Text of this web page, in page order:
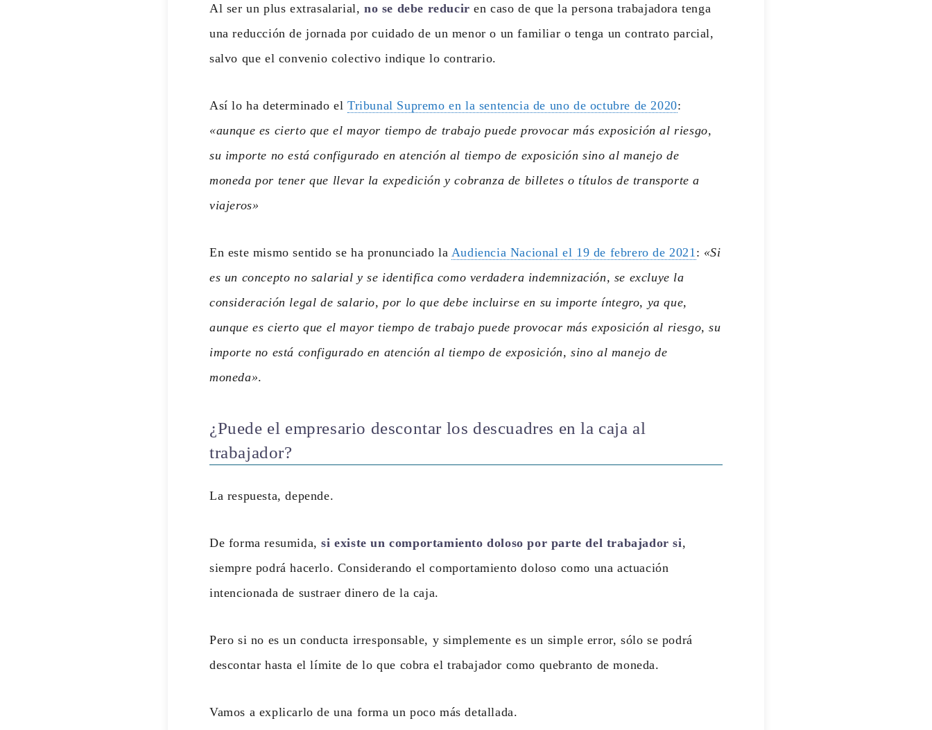
Al ser un plus extrasalarial, no se debe reducir en caso de que la persona trabajadora tenga
una reducción de jornada por cuidado de un menor o un familiar o tenga un contrato parcial,
salvo que el convenio colectivo indique lo contrario.
Así lo ha determinado elTribunal Supremo en la sentencia de uno de octubre de 2020:
«aunque es cierto que el mayor tiempo de trabajo puede provocar más exposición al riesgo,
su importe no está configurado en atención al tiempo de exposición sino al manejo de
moneda por tener que llevar la expedición y cobranza de billetes o títulos de transporte a
viajeros»
En este mismo sentido se ha pronunciado la Audiencia Nacional el 19 de febrero de 2021 : «Si
es un concepto no salarial y se identifica como verdadera indemnización, se excluye la
consideración legal de salario, por lo que debe incluirse en su importe íntegro, ya que,
aunque es cierto que el mayor tiempo de trabajo puede provocar más exposición al riesgo, su
importe no está configurado en atención al tiempo de exposición, sino al manejo de
moneda».
¿Puede el empresario descontar los descuadres en la caja al
trabajador?
La respuesta, depende.
De forma resumida,si existe un comportamiento doloso por parte del trabajador si,
siempre podrá hacerlo. Considerando el comportamiento doloso como una actuación
intencionada de sustraer dinero de la caja.
Pero si no es un conducta irresponsable, y simplemente es un simple error, sólo se podrá
descontar hasta el límite de lo que cobra el trabajador como quebranto de moneda.
Vamos a explicarlo de una forma un poco más detallada.